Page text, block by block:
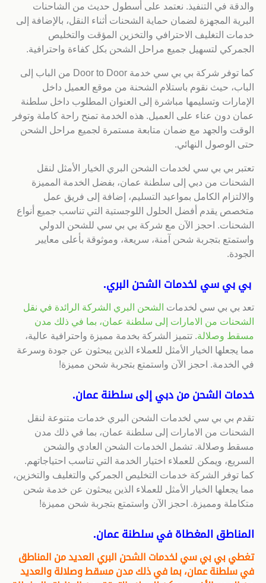
والدقة في التنفيذ. نعتمد على أسطول حديث من الشاحنات
البرية المجهزة لضمان حماية الشحنات أثناء النقل، بالإضافة إلى
خدمات التغليف الاحترافي والتخزين المؤقت والتخليص
الجمركي لتسهيل جميع مراحل الشحن بكل كفاءة واحترافية.
كما توفر شركة بي بي سي خدمة Door to Door من الباب إلى
الباب، حيث نقوم باستلام الشحنة من موقع العميل داخل
الإمارات وتسليمها مباشرة إلى العنوان المطلوب داخل سلطنة
عمان دون عناء على العميل. هذه الخدمة تمنح راحة كاملة وتوفر
الوقت والجهد مع ضمان متابعة مستمرة لجميع مراحل الشحن
حتى الوصول النهائي.
تعتبر بي بي سي لخدمات الشحن البري الخيار الأمثل لنقل
الشحنات من دبي إلى سلطنة عمان، بفضل الخدمة المميزة
والالتزام الكامل بمواعيد التسليم، إضافة إلى فريق عمل
متخصص يقدم أفضل الحلول اللوجستية التي تناسب جميع أنواع
الشحنات. احجز الآن مع شركة بي بي سي للشحن الدولي
واستمتع بتجربة شحن آمنة، سريعة، وموثوقة بأعلى معايير
الجودة.
بي بي سي لخدمات الشحن البري.
تعد بي بي سي لخدمات الشحن البري الشركة الرائدة في نقل
الشحنات من الامارات إلى سلطنة عمان، بما في ذلك مدن
مسقط وصلالة. تتميز الشركة بخدمة مميزة واحترافية عالية،
مما يجعلها الخيار الأمثل للعملاء الذين يبحثون عن جودة وسرعة
في الخدمة. احجز الآن واستمتع بتجربة شحن مميزة!
خدمات الشحن من دبي إلى سلطنة عمان.
تقدم بي بي سي لخدمات الشحن البري خدمات متنوعة لنقل
الشحنات من الامارات إلى سلطنة عمان، بما في ذلك مدن
مسقط وصلالة. تشمل الخدمات الشحن العادي والشحن
السريع، ويمكن للعملاء اختيار الخدمة التي تناسب احتياجاتهم.
كما توفر الشركة خدمات التخليص الجمركي والتغليف والتخزين،
مما يجعلها الخيار الأمثل للعملاء الذين يبحثون عن خدمة شحن
متكاملة ومميزة. احجز الآن واستمتع بتجربة شحن مميزة!
المناطق المغطاة في سلطنة عمان.
تغطي بي بي سي لخدمات الشحن البري العديد من المناطق
في سلطنة عمان، بما في ذلك مدن مسقط وصلالة والعديد